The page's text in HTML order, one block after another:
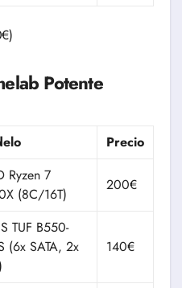
Potente
Precio
Ryzen 7
(8C/16T)
200€
TUF B550-
(6x SATA, 2x
140€